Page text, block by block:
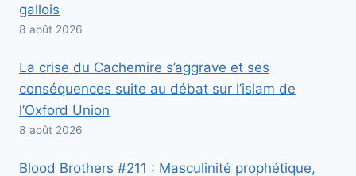
gallois
8 août 2026
La crise du Cachemire s’aggrave et ses
conséquences suite au débat sur l’islam de
l’Oxford Union
8 août 2026
Blood Brothers #211 : Masculinité prophétique,